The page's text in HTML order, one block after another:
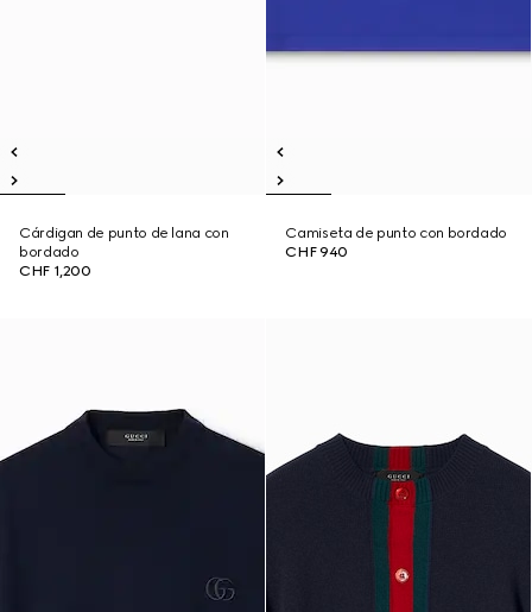
Cárdigan de punto de lana con
bordado
CHF 1,200
Camiseta de punto con bordado
CHF 940